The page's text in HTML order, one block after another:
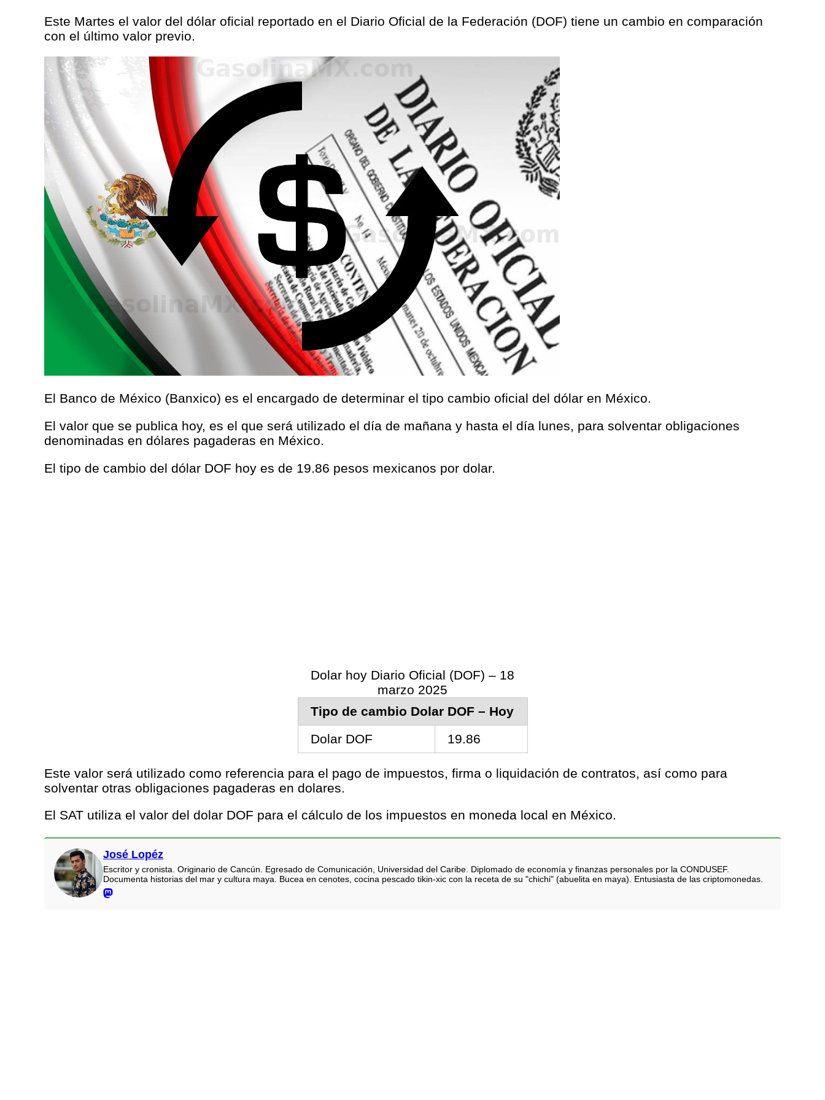
Este Martes el valor del dólar oficial reportado en el Diario Oficial de la Federación (DOF) tiene un cambio en comparación
con el último valor previo.
El Banco de México (Banxico) es el encargado de determinar el tipo cambio oficial del dólar en México.
El valor que se publica hoy, es el que será utilizado el día de mañana y hasta el día lunes, para solventar obligaciones
denominadas en dólares pagaderas en México.
El tipo de cambio del dólar DOF hoy es de 19.86 pesos mexicanos por dolar.
Dolar hoy Diario Oficial (DOF) – 18
marzo 2025
Tipo de cambio Dolar DOF – Hoy
Dolar DOF
19.86
Este valor será utilizado como referencia para el pago de impuestos, firma o liquidación de contratos, así como para
solventar otras obligaciones pagaderas en dolares.
El SAT utiliza el valor del dolar DOF para el cálculo de los impuestos en moneda local en México.
José Lopéz
Escritor y cronista. Originario de Cancún. Egresado de Comunicación, Universidad del Caribe. Diplomado de economía y finanzas personales por la CONDUSEF.
Documenta historias del mar y cultura maya. Bucea en cenotes, cocina pescado tikin-xic con la receta de su "chichi" (abuelita en maya). Entusiasta de las criptomonedas.